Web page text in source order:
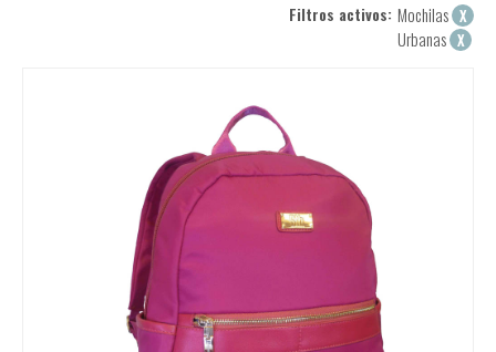
Filtros activos: Mochilas X
Urbanas X